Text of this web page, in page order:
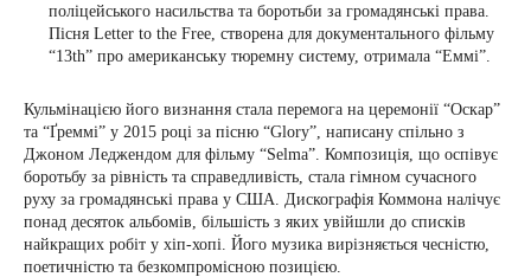
поліцейського насильства та боротьби за громадянські права.
Пісня Letter to the Free, створена для документального фільму
“13th” про американську тюремну систему, отримала “Еммі”.
Кульмінацією його визнання стала перемога на церемонії “Оскар”
та “Ґреммі” у 2015 році за пісню “Glory”, написану спільно з
Джоном Леджендом для фільму “Selma”. Композиція, що оспівує
боротьбу за рівність та справедливість, стала гімном сучасного
руху за громадянські права у США. Дискографія Коммона налічує
понад десяток альбомів, більшість з яких увійшли до списків
найкращих робіт у хіп-хопі. Його музика вирізняється чесністю,
поетичністю та безкомпромісною позицією.